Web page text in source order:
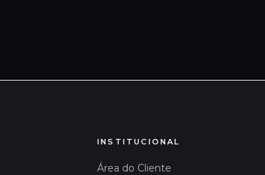
INSTITUCIONAL
Área do Cliente